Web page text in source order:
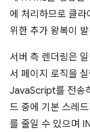
에 처리하므로 클
위한 추가 왕복이
서버 측 렌더링은
서 페이지 로직을
JavaScript를 전송
드 중에 기본 스레
를 줄일 수 있으며